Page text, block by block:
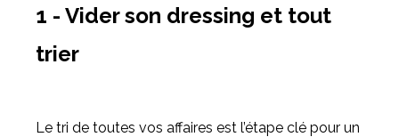
1 - Vider son dressing et tout
trier
Le tri de toutes vos affaires est l’étape clé pour un